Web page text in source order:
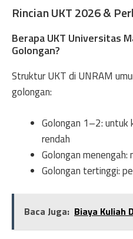
Rincian UKT 2026 &
Berapa UKT Universitas
Golongan?
Struktur UKT di UNRAM
golongan:
Golongan 1–2: untuk
rendah
Golongan
Golongan tertinggi:
Baca Juga: Biaya Kuliah